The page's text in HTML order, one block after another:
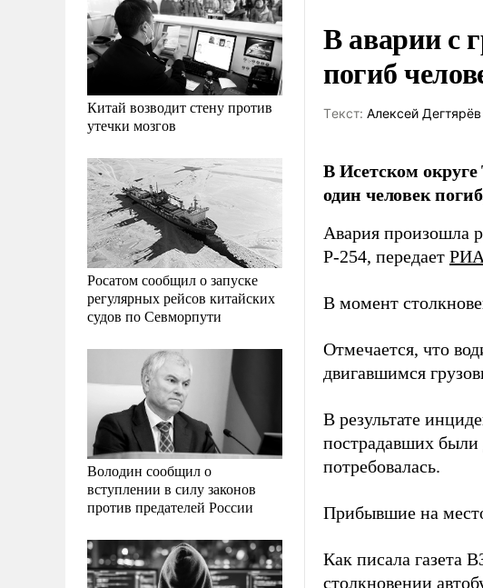
Китай возводит стену против
утечки мозгов
Росатом сообщил о запуске
регулярных рейсов китайских
судов по Севморпути
Володин сообщил о
вступлении в силу законов
против предателей России
В аварии с
погиб
Tекст: Алексей Дегтярёв
В Исетском
один человек
Авария произошла
Р-254, передает РИА
В момент
Отмечается, что
двигавшимся
В результате
пострадавших были
потребовалась.
Прибывшие на
Как писала газета
столкновении